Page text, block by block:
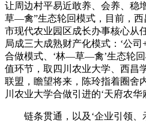
让周边村平易近敢养、会养、稳
草—禽”生态轮回模式，目前，西
市现代农业园区成长办事核心从
局成三大成熟财产化模式：‘公
合做模式、‘林—草—禽’生态轮
值环节，取四川农业大学、西昌
联盟，瞻望将来，陈玲指着圈舍
川农业大学合做引进的‘天府农华
链条贯通，以及‘企业引领、